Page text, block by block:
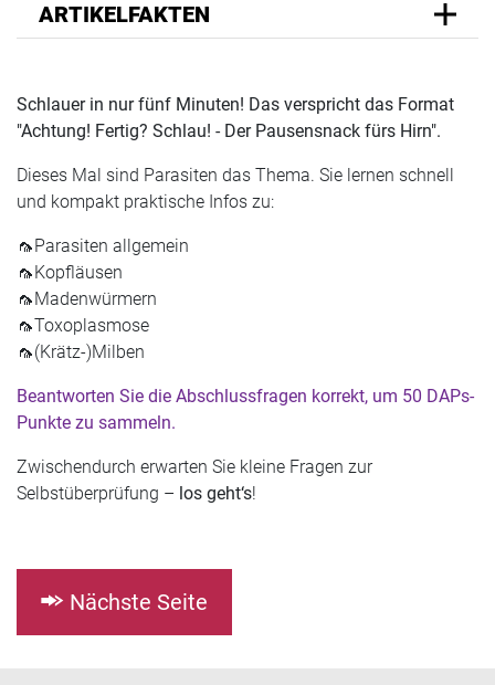
ARTIKELFAKTEN
Schlauer in nur fünf Minuten! Das verspricht das Format
"Achtung! Fertig? Schlau! - Der Pausensnack fürs Hirn".
Dieses Mal sind Parasiten das Thema. Sie lernen schnell
und kompakt praktische Infos zu:
🦟Parasiten allgemein
🦟Kopfläusen
🦟Madenwürmern
🦟Toxoplasmose
🦟(Krätz-)Milben
Beantworten Sie die Abschlussfragen korrekt, um 50 DAPs-
Punkte zu sammeln.
Zwischendurch erwarten Sie kleine Fragen zur
Selbstüberprüfung – los geht‘s!
Nächste Seite